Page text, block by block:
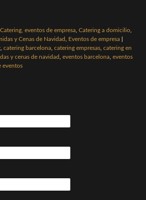
eventos de empresa Catering a domicilio
y Cenas de Navidad Eventos de empresa
catering barcelona catering empresas catering en
y cenas de navidad eventos barcelona eventos
eventos